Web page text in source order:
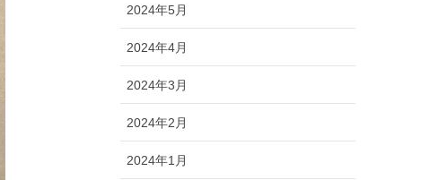
2024年5月
2024年4月
2024年3月
2024年2月
2024年1月